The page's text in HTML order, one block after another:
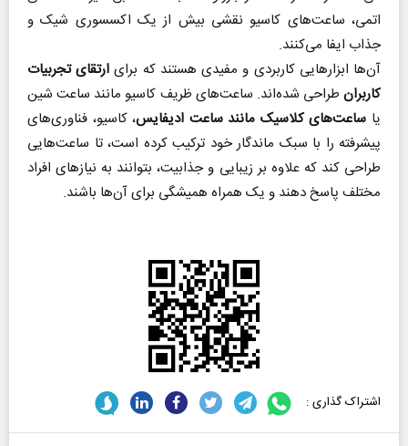
اتمی، ساعت‌های کاسیو نقشی بیش از یک اکسسوری شیک و
جذاب ایفا می‌کنند.
آن‌ها ابزارهایی کاربردی و مفیدی هستند که برای ارتقای تجربیات
کاربران طراحی شده‌اند. ساعت‌های ظریف کاسیو مانند ساعت شین
یا ساعت‌های کلاسیک مانند ساعت ادیفایس، کاسیو، فناوری‌های
پیشرفته را با سبک ماندگار خود ترکیب کرده است، تا ساعت‌هایی
طراحی کند که علاوه بر زیبایی و جذابیت، بتوانند به نیازهای افراد
مختلف پاسخ دهند و یک همراه همیشگی برای آن‌ها باشند.
اشتراک گذاری :